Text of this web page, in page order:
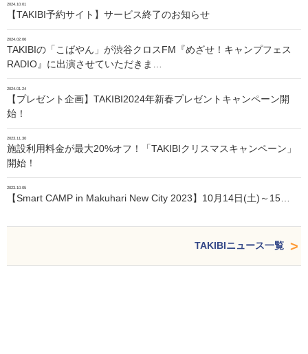
2024.10.01
【TAKIBI予約サイト】サービス終了のお知らせ
2024.02.06
TAKIBIの「こばやん」が渋谷クロスFM『めざせ！キャンプフェス
RADIO』に出演させていただきま…
2024.01.24
【プレゼント企画】TAKIBI2024年新春プレゼントキャンペーン開
始！
2023.11.30
施設利用料金が最大20%オフ！「TAKIBIクリスマスキャンペーン」
開始！
2023.10.05
【Smart CAMP in Makuhari New City 2023】10月14日(土)～15…
TAKIBIニュース一覧